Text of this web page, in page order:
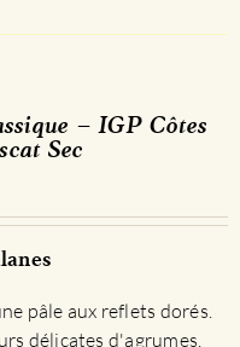
– IGP Côtes
Sec
pâle aux reflets dorés.
délicates d'agrumes.